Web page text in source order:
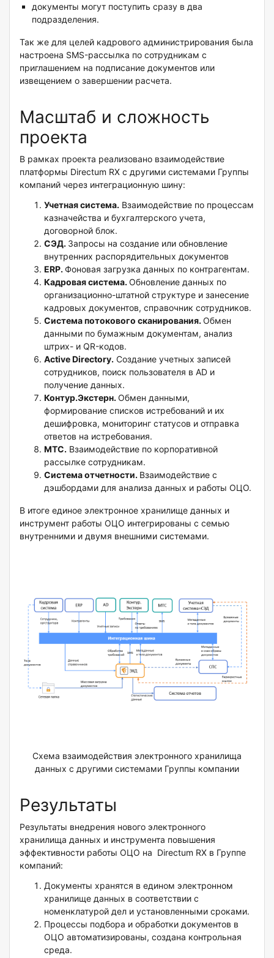
документы могут поступить сразу в два
подразделения.
Так же для целей кадрового администрирования была
настроена SMS-рассылка по сотрудникам с
приглашением на подписание документов или
извещением о завершении расчета.
Масштаб и сложность
проекта
В рамках проекта реализовано взаимодействие
платформы Directum RX с другими системами Группы
компаний через интеграционную шину:
Учетная система. Взаимодействие по процессам
казначейства и бухгалтерского учета,
договорной блок.
СЭД. Запросы на создание или обновление
внутренних распорядительных документов
ERP. Фоновая загрузка данных по контрагентам.
Кадровая система. Обновление данных по
организационно-штатной структуре и занесение
кадровых документов, справочник сотрудников.
Система потокового сканирования. Обмен
данными по бумажным документам, анализ
штрих- и QR-кодов.
Active Directory. Создание учетных записей
сотрудников, поиск пользователя в AD и
получение данных.
Контур.Экстерн. Обмен данными,
формирование списков истребований и их
дешифровка, мониторинг статусов и отправка
ответов на истребования.
MTС. Взаимодействие по корпоративной
рассылке сотрудникам.
Система отчетности. Взаимодействие с
дэшбордами для анализа данных и работы ОЦО.
В итоге единое электронное хранилище данных и
инструмент работы ОЦО интегрированы с семью
внутренними и двумя внешними системами.
Схема взаимодействия электронного хранилища
данных с другими системами Группы компании
Результаты
Результаты внедрения нового электронного
хранилища данных и инструмента повышения
эффективности работы ОЦО на Directum RX в Группе
компаний:
Документы хранятся в едином электронном
хранилище данных в соответствии с
номенклатурой дел и установленными сроками.
Процессы подбора и обработки документов в
ОЦО автоматизированы, создана контрольная
среда.